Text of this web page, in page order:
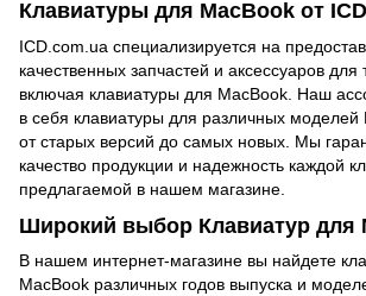
Клавиатуры для MacBook от
ICD.com.ua специализируется на
качественных запчастей и аксессуаров для
включая клавиатуры для MacBook. Наш
в себя клавиатуры для различных моделей
от старых версий до самых новых. Мы
качество продукции и надежность каждой
предлагаемой в нашем магазине.
Широкий выбор Клавиатур для
В нашем интернет-магазине вы найдете
MacBook различных годов выпуска и